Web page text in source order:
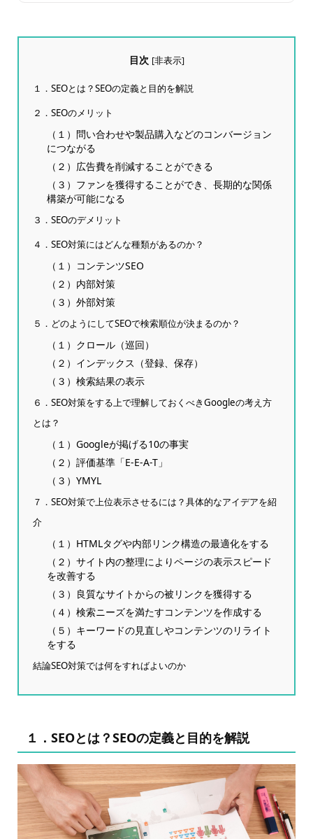
目次 [非表示]
１．SEOとは？SEOの定義と目的を解説
２．SEOのメリット
（１）問い合わせや製品購入などのコンバージョン
につながる
（２）広告費を削減することができる
（３）ファンを獲得することができ、長期的な関係
構築が可能になる
３．SEOのデメリット
４．SEO対策にはどんな種類があるのか？
（１）コンテンツSEO
（２）内部対策
（３）外部対策
５．どのようにしてSEOで検索順位が決まるのか？
（１）クロール（巡回）
（２）インデックス（登録、保存）
（３）検索結果の表示
６．SEO対策をする上で理解しておくべきGoogleの考え方
とは？
（１）Googleが掲げる10の事実
（２）評価基準「E-E-A-T」
（３）YMYL
７．SEO対策で上位表示させるには？具体的なアイデアを紹
介
（１）HTMLタグや内部リンク構造の最適化をする
（２）サイト内の整理によりページの表示スピード
を改善する
（３）良質なサイトからの被リンクを獲得する
（４）検索ニーズを満たすコンテンツを作成する
（５）キーワードの見直しやコンテンツのリライト
をする
結論SEO対策では何をすればよいのか
１．SEOとは？SEOの定義と目的を解説